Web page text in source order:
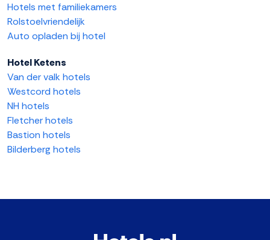
Hotels met familiekamers
Rolstoelvriendelijk
Auto opladen bij hotel
Hotel Ketens
Van der valk hotels
Westcord hotels
NH hotels
Fletcher hotels
Bastion hotels
Bilderberg hotels